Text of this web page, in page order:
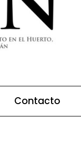
Contacto